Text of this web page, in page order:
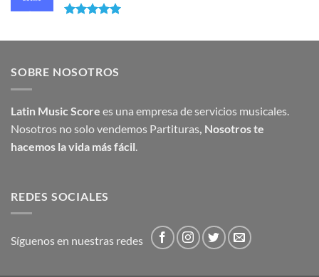
SOBRE NOSOTROS
Latin Music Score es una empresa de servicios musicales.
Nosotros no solo vendemos Partituras, Nosotros te
hacemos la vida más fácil.
REDES SOCIALES
Síguenos en nuestras redes